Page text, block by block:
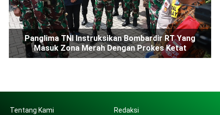
Panglima TNI Instruksikan Bombardir RT Yang
Masuk Zona Merah Dengan Prokes Ketat
Tentang Kami Redaksi